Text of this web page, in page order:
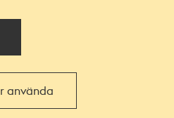
använda